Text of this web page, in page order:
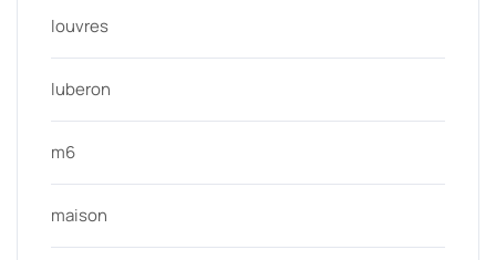
louvres
luberon
m6
maison